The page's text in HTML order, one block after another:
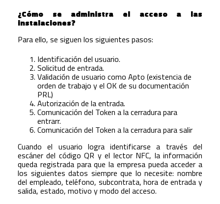
¿Cómo se administra el acceso a las
instalaciones?
Para ello, se siguen los siguientes pasos:
Identificación del usuario.
Solicitud de entrada.
Validación de usuario como Apto (existencia de
orden de trabajo y el OK de su documentación
PRL)
Autorización de la entrada.
Comunicación del Token a la cerradura para
entrarr.
Comunicación del Token a la cerradura para salir
Cuando el usuario logra identificarse a través del
escáner del código QR y el lector NFC, la información
queda registrada para que la empresa pueda acceder a
los siguientes datos siempre que lo necesite: nombre
del empleado, teléfono, subcontrata, hora de entrada y
salida, estado, motivo y modo del acceso.